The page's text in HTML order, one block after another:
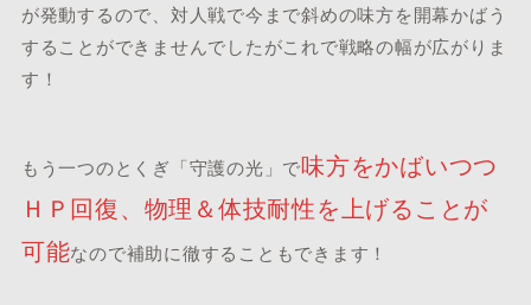
が発動するので、対人戦で今まで斜めの味方を開幕かばう
することができませんでしたがこれで戦略の幅が広がりま
す！
もう一つのとくぎ「守護の光」で味方をかばいつつ
ＨＰ回復、物理＆体技耐性を上げることが
可能なので補助に徹することもできます！